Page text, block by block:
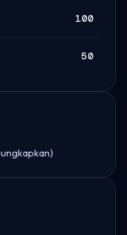
100
50